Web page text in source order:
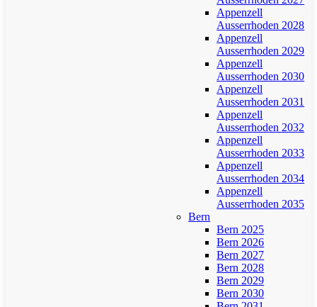
Appenzell
Ausserrhoden 2028
Appenzell
Ausserrhoden 2029
Appenzell
Ausserrhoden 2030
Appenzell
Ausserrhoden 2031
Appenzell
Ausserrhoden 2032
Appenzell
Ausserrhoden 2033
Appenzell
Ausserrhoden 2034
Appenzell
Ausserrhoden 2035
Bern
Bern 2025
Bern 2026
Bern 2027
Bern 2028
Bern 2029
Bern 2030